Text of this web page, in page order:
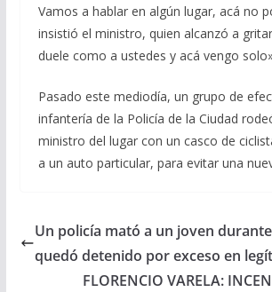
Vamos a hablar en algún lugar, acá no
insistió el ministro, quien alcanzó a
duele como a ustedes y acá vengo
Pasado este mediodía, un grupo de
infantería de la Policía de la Ciudad
ministro del lugar con un casco de
a un auto particular, para evitar una
Un policía mató a un joven
quedó detenido por exceso en
FLORENCIO VARELA: